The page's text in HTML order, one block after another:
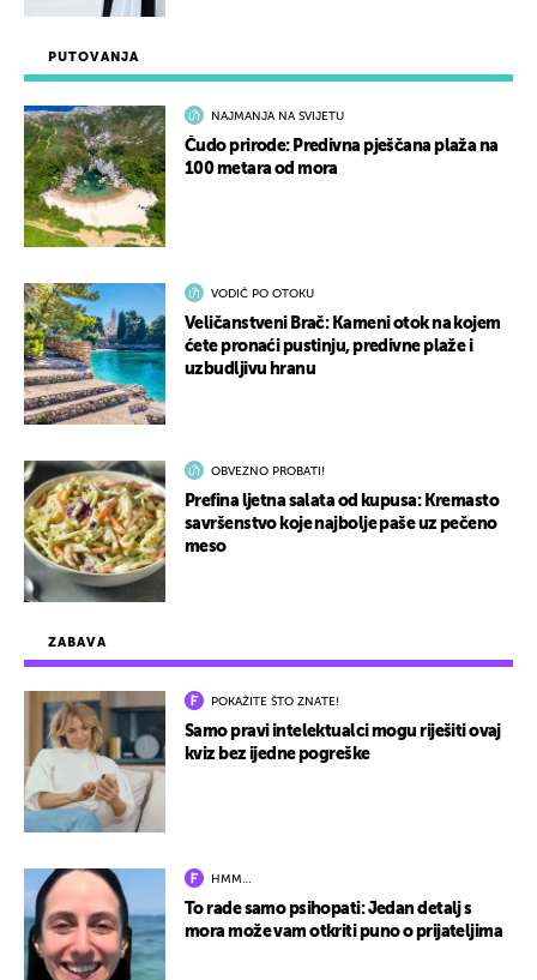
ZABAVA
POKAŽITE ŠTO ZNATE!
Samo pravi intelektualci mogu riješiti ovaj
kviz bez ijedne pogreške
HMM…
To rade samo psihopati: Jedan detalj s
mora može vam otkriti puno o prijateljima
PUTOVANJA
NAJMANJA NA SVIJETU
Čudo prirode: Predivna pješčana plaža na
100 metara od mora
VODIČ PO OTOKU
Veličanstveni Brač: Kameni otok na kojem
ćete pronaći pustinju, predivne plaže i
uzbudljivu hranu
OBVEZNO PROBATI!
Prefina ljetna salata od kupusa: Kremasto
savršenstvo koje najbolje paše uz pečeno
meso